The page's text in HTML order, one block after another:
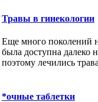
Травы в гинекологии
Еще много поколений
была доступна далеко
поэтому лечились
*очные таблетки